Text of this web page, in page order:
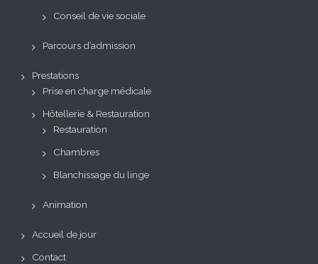
Conseil de vie sociale
Parcours d’admission
Prestations
Prise en charge médicale
Hôtellerie & Restauration
Restauration
Chambres
Blanchissage du linge
Animation
Accueil de jour
Contact